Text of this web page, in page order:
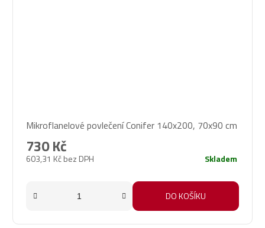
Mikroflanelové povlečení Conifer 140x200, 70x90 cm
603,31 Kč bez DPH
730 Kč
Skladem
DO KOŠÍKU